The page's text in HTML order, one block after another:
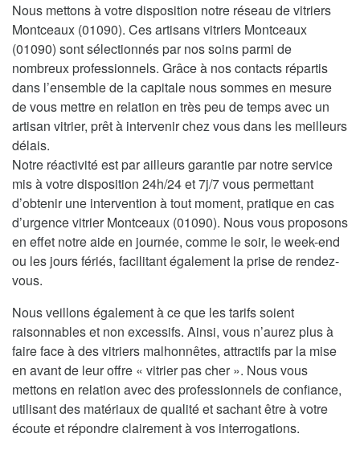
Nous mettons à votre disposition notre réseau de vitriers
Montceaux (01090). Ces artisans vitriers Montceaux
(01090) sont sélectionnés par nos soins parmi de
nombreux professionnels. Grâce à nos contacts répartis
dans l’ensemble de la capitale nous sommes en mesure
de vous mettre en relation en très peu de temps avec un
artisan vitrier, prêt à intervenir chez vous dans les meilleurs
délais.
Notre réactivité est par ailleurs garantie par notre service
mis à votre disposition 24h/24 et 7j/7 vous permettant
d’obtenir une intervention à tout moment, pratique en cas
d’urgence vitrier Montceaux (01090). Nous vous proposons
en effet notre aide en journée, comme le soir, le week-end
ou les jours fériés, facilitant également la prise de rendez-
vous.
Nous veillons également à ce que les tarifs soient
raisonnables et non excessifs. Ainsi, vous n’aurez plus à
faire face à des vitriers malhonnêtes, attractifs par la mise
en avant de leur offre « vitrier pas cher ». Nous vous
mettons en relation avec des professionnels de confiance,
utilisant des matériaux de qualité et sachant être à votre
écoute et répondre clairement à vos interrogations.